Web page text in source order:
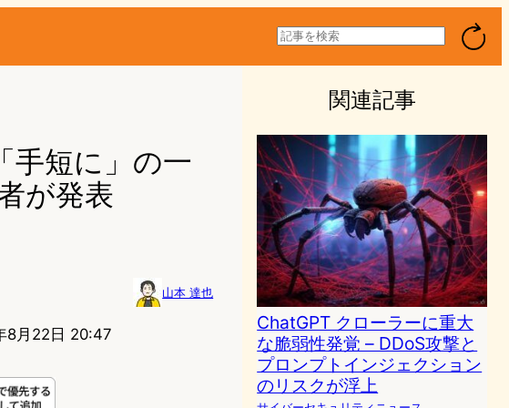
検
索
手短に」の一
が発表
山本 達也
8月22日 20:47
関連記事
ChatGPT クローラーに重大
な脆弱性発覚 – DDoS攻撃と
プロンプトインジェクション
のリスクが浮上